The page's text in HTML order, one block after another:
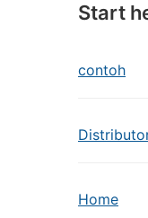
Start
contoh
Home